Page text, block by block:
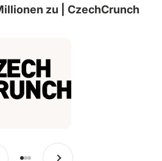
zu | CzechCrunch
Weiter